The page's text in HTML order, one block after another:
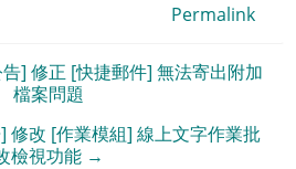
Permalink
] 修正 [快捷郵件] 無法寄出附加
檔案問題
修改 [作業模組] 線上文字作業批
檢視功能 →